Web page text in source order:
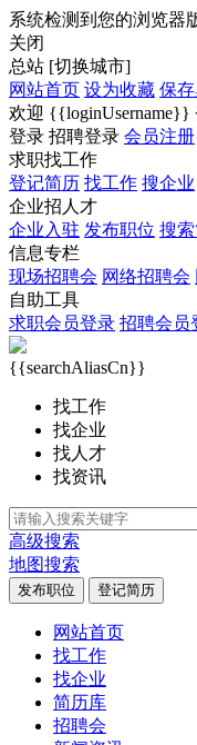
系统检测到您的浏览器
关闭
总站 [切换城市]
网站首页 设为收藏 保
欢迎 {{loginUsername}}
登录 招聘登录 会员注册
求职找工作
登记简历 找工作 搜企业
企业招人才
企业入驻 发布职位 搜
信息专栏
现场招聘会 网络招聘会
自助工具
求职会员登录 招聘会员
{{searchAliasCn}}
找工作
找企业
找人才
找资讯
高级搜索
地图搜索
发布职位 登记简历
网站首页
找工作
找企业
简历库
招聘会